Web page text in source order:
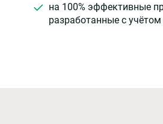
на 100% эффективные
разработанные с